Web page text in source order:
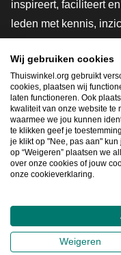
inspireert, faciliteert
leden met kennis,
innovatievere
shoppen slimmer.
Lid worden
Snel navigeren
Wij gebruiken cookies
Thuiswinkel.org gebruikt
cookies, plaatsen wij
laten functioneren. Ook
kwaliteit van onze website te
waarmee we jou kunnen
te klikken geef je
je klikt op "Nee, pas aan"
op “Weigeren” plaatsen we
over onze cookies of jouw
onze cookieverklaring.
Weigeren